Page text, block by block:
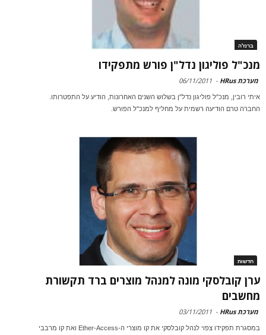
ברנז'ה
מנכ"ל פוליגון נדל"ן פורש מתפקידו
מערכת HRus -
06/11/2011
איתי רובין, מנכ"ל פוליגון נדל"ן בשלוש השנים האחרונות, הודיע על התפטרותו.
החברה טרם הודיעה רשמית על מחליף למנכ"ל הפורש.
חדשות
ערן קובלסקי מונה למנהל מוצרים ברד תקשורת
מחשבים
מערכת HRus -
03/11/2011
במסגרת תפקידו צפוי לנהל קובלסקי את קו מוצרי ה-Ether-Access ואת קו מרבבי